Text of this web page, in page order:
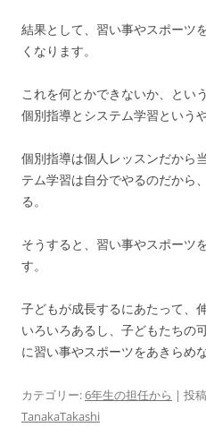
結果として、習い事やスポーツ
くなります。
これを何とかできないか、とい
個別指導とシステム学習という
個別指導は個人レッスンだから
テム学習は自分でやるのだから
る。
そうすると、習い事やスポーツ
す。
子どもが成長するにあたって、
いろいろあるし、子どもたちの
に習い事やスポーツをあきらめ
カテゴリー:6年生の担任から | 投
TanakaTakashi